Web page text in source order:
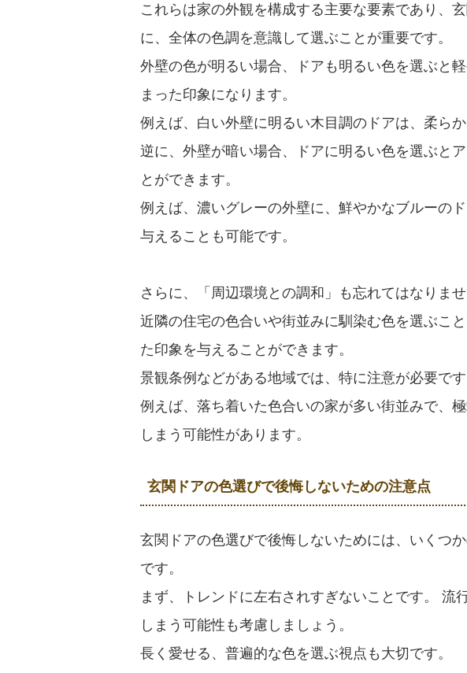
これらは家の外観を構成する主要な要素であり、
に、全体の色調を意識して選ぶことが重要です。
外壁の色が明るい場合、ドアも明るい色を選ぶと
まった印象になります。
例えば、白い外壁に明るい木目調のドアは、柔ら
逆に、外壁が暗い場合、ドアに明るい色を選ぶと
とができます。
例えば、濃いグレーの外壁に、鮮やかなブルーの
与えることも可能です。
さらに、「周辺環境との調和」も忘れてはなりませ
近隣の住宅の色合いや街並みに馴染む色を選ぶこ
た印象を与えることができます。
景観条例などがある地域では、特に注意が必要です
例えば、落ち着いた色合いの家が多い街並みで、
しまう可能性があります。
玄関ドアの色選びで後悔しないための注意点
玄関ドアの色選びで後悔しないためには、いくつ
です。
まず、トレンドに左右されすぎないことです。 流
しまう可能性も考慮しましょう。
長く愛せる、普遍的な色を選ぶ視点も大切です。